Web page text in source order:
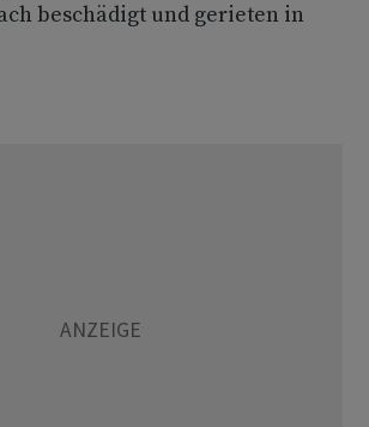
beschädigt und gerieten in